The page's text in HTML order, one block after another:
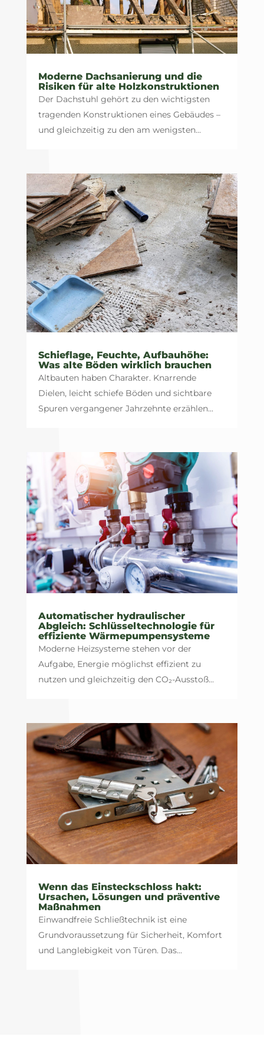
Moderne Dachsanierung und die
Risiken für alte Holzkonstruktionen
Der Dachstuhl gehört zu den wichtigsten
tragenden Konstruktionen eines Gebäudes –
und gleichzeitig zu den am wenigsten...
Schieflage, Feuchte, Aufbauhöhe:
Was alte Böden wirklich brauchen
Altbauten haben Charakter. Knarrende
Dielen, leicht schiefe Böden und sichtbare
Spuren vergangener Jahrzehnte erzählen...
Automatischer hydraulischer
Abgleich: Schlüsseltechnologie für
effiziente Wärmepumpensysteme
Moderne Heizsysteme stehen vor der
Aufgabe, Energie möglichst effizient zu
nutzen und gleichzeitig den CO₂-Ausstoß...
Wenn das Einsteckschloss hakt:
Ursachen, Lösungen und präventive
Maßnahmen
Einwandfreie Schließtechnik ist eine
Grundvoraussetzung für Sicherheit, Komfort
und Langlebigkeit von Türen. Das...